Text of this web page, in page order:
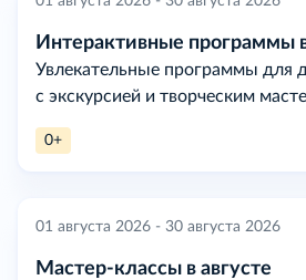
Интерактивные программы
Увлекательные программы для
с экскурсией и творческим
0+
01 августа 2026 - 30 августа 2026
Мастер-классы в августе